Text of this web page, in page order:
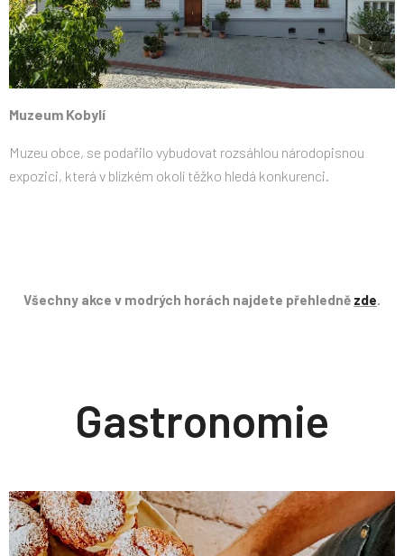
Muzeum Kobylí
Muzeu obce, se podařilo vybudovat rozsáhlou národopisnou
expozici, která v blízkém okolí těžko hledá konkurenci.
Všechny akce v modrých horách najdete přehledně zde.
Gastronomie